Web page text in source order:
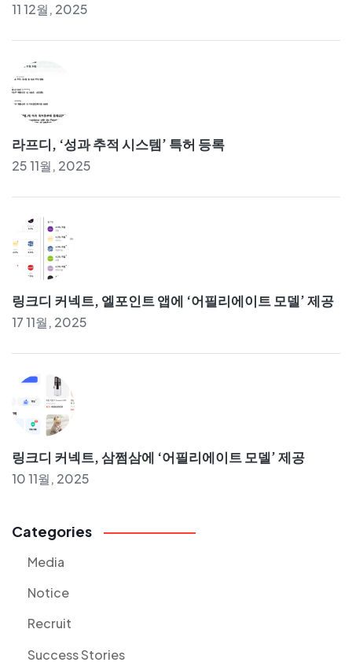
11 12월, 2025
라프디, ‘성과 추적 시스템’ 특허 등록
25 11월, 2025
링크디 커넥트, 엘포인트 앱에 ‘어필리에이트 모델’ 제공
17 11월, 2025
링크디 커넥트, 삼쩜삼에 ‘어필리에이트 모델’ 제공
10 11월, 2025
Categories
Media
Notice
Recruit
Success Stories